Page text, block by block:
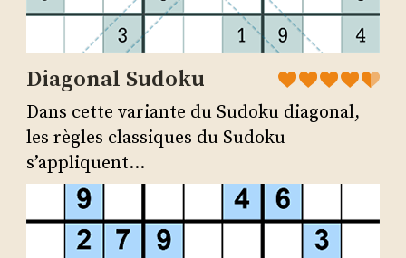
Diagonal Sudoku
Dans cette variante du Sudoku diagonal,
les règles classiques du Sudoku
s’appliquent...